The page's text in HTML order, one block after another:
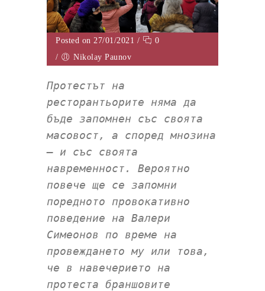
Posted on 27/01/2021 /
0
/
Nikolay Paunov
Протестът на
ресторантьорите няма да
бъде запомнен със своята
масовост, а според мнозина
– и със своята
навременност. Вероятно
повече ще се запомни
поредното провокативно
поведение на Валери
Симеонов по време на
провеждането му или това,
че в навечерието на
протеста браншовите